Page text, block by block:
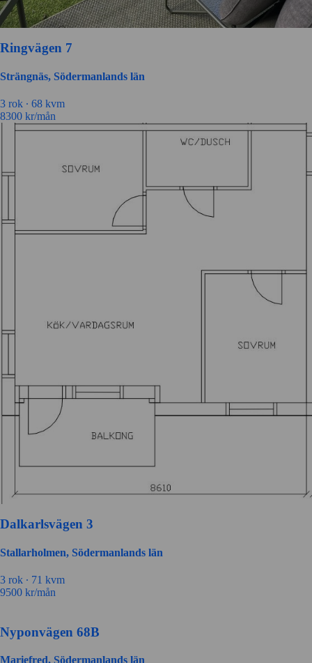
Ringvägen 7
Strängnäs, Södermanlands län
3 rok ∙ 68 kvm
8300 kr/mån
Dalkarlsvägen 3
Stallarholmen, Södermanlands län
3 rok ∙ 71 kvm
9500 kr/mån
Nyponvägen 68B
Mariefred, Södermanlands län